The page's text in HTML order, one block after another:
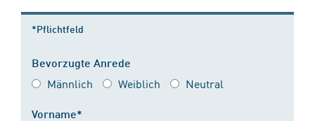
*Pflichtfeld
Bevorzugte Anrede
Männlich Weiblich Neutral
Vorname*